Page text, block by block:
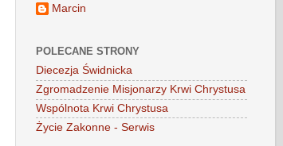
Marcin
POLECANE STRONY
Diecezja Świdnicka
Zgromadzenie Misjonarzy Krwi Chrystusa
Wspólnota Krwi Chrystusa
Życie Zakonne - Serwis